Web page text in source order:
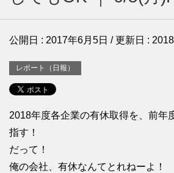
公開日 : 2017年6月5日 / 更新日 :
レポート（日報）
2018年度各企業の有休取得を、前年
指す！
だって！
俺の会社、有休なんてとれねーよ！